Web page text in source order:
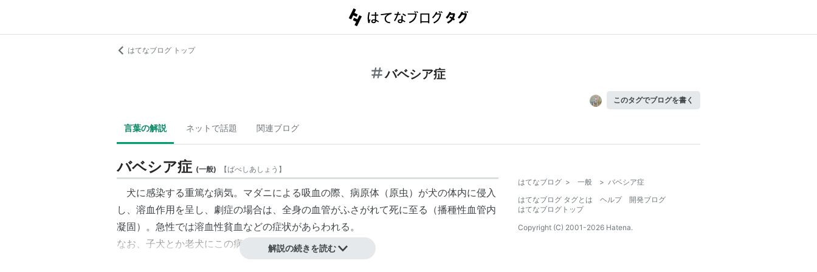
はてなブログ トップ
バベシア症
このタグでブログを書く
言葉の解説 ネットで話題 関連ブログ
バベシア症 (一般) 【ばべしあしょう 】
犬に感染する重篤な病気。マダニによる吸血の際、病原体（原虫）が犬の体内に侵入
し、溶血作用を呈し、劇症の場合は、全身の血管がふさがれて死に至る（播種性血管内
凝固）。急性では溶血性貧血などの症状があらわれる。
なお、子犬とか老犬にこの病気が出ると、死に至りやすい。
解説の続きを読む
はてなブログ > 一般 > バベシア症
はてなブログ タグとは
ヘルプ
開発ブログ
はてなブログトップ
Copyright (C) 2001-2026 Hatena.